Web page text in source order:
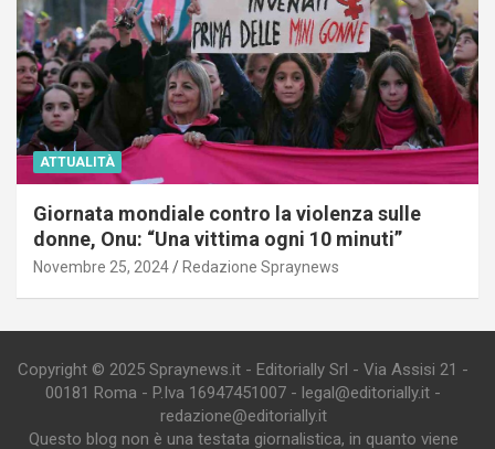
ATTUALITÀ
Giornata mondiale contro la violenza sulle
donne, Onu: “Una vittima ogni 10 minuti”
Novembre 25, 2024 Redazione Spraynews
Copyright © 2025 Spraynews.it - Editorially Srl - Via Assisi 21 -
00181 Roma - P.Iva 16947451007 - legal@editorially.it -
redazione@editorially.it
Questo blog non è una testata giornalistica, in quanto viene